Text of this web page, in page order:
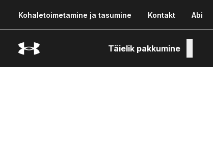
Kohaletoimetamine ja tasumine Kontakt Abi
Täielik pakkumine